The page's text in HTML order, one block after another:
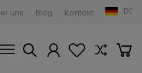
uns Blog Kontakt DE